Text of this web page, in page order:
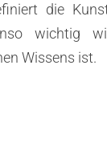
die
wichtig
Wissens ist.